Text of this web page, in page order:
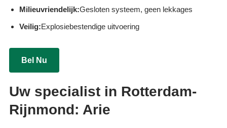
Milieuvriendelijk:Gesloten systeem, geen lekkages
Veilig:Explosiebestendige uitvoering
Bel Nu
Uw specialist in Rotterdam-
Rijnmond: Arie